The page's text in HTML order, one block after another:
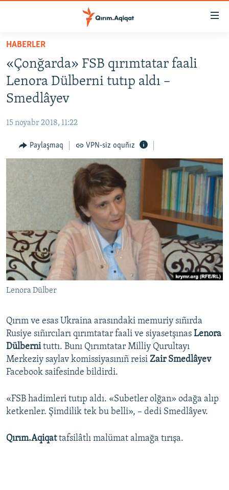
Esas
qaytmaq
Baş
navigatsiyağa
qaytmaq
Qıdıruvğa
qaytmaq
SİYASET
İQTİSADİYAT
MEDENİYET
İNSAN AQLARI
Русский
Українською
QOŞULIÑIZ!
RFE/RS bütün saytları
HABERLER
«Çonğarda» FSB qırımtatar faali
Lenora Dülberni tutıp aldı –
Smedlâyev
15 noyabr 2018, 11:22
Paylaşmaq VPN-siz oquñız
Lenora Dülber
Qırım ve esas Ukraina arasındaki memuriy sıñırda
Rusiye sıñırcıları qırımtatar faali ve siyasetşınas Lenora
Dülbernituttı. Bunı Qırımtatar Milliy Qurultayı
Merkeziy saylav komissiyasınıñ reisi Zair Smedlâyev
Facebook saifesinde bildirdi.
«FSB hadimleri tutıp aldı. «Subetler olğan» odağa alıp
ketkenler. Şimdilik tek bu belli», – dedi Smedlâyev.​
Qırım.Aqiqattafsilâtlı malümat almağa tırışa.